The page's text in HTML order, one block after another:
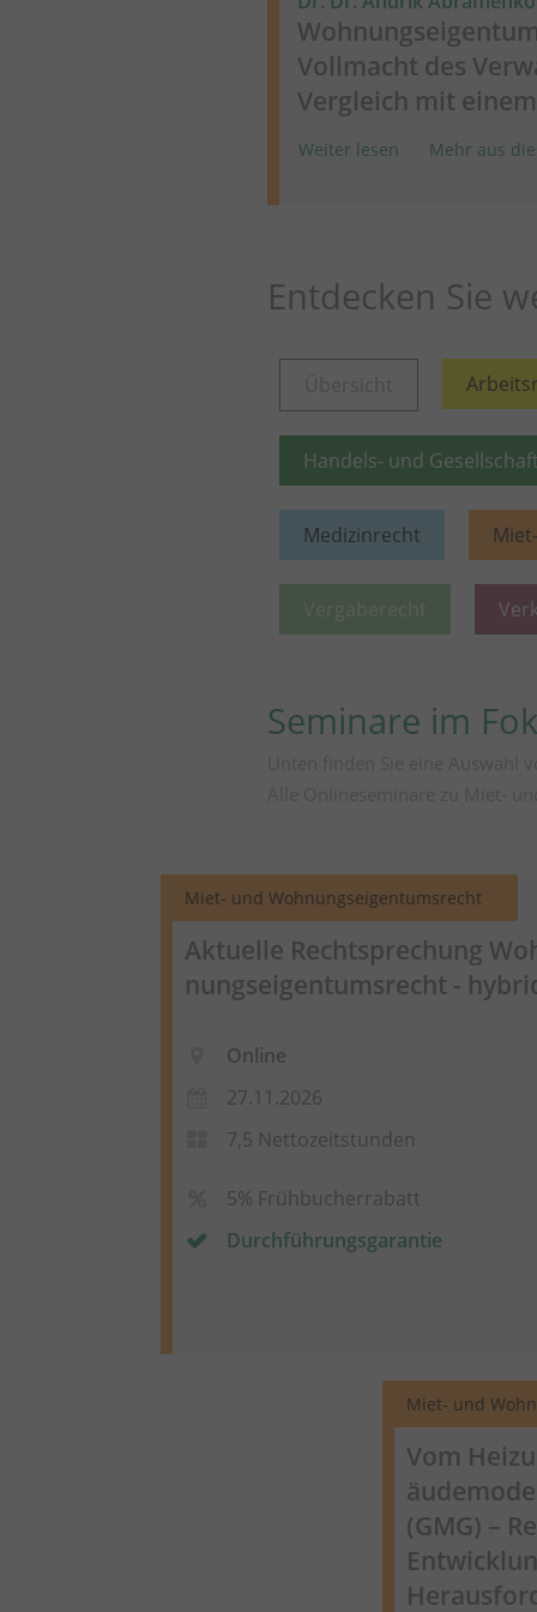
Vollmacht des
Vergleich mit
Weiter lesen Mehr aus
Entdecken Sie
Handels- und
Medizinrecht
Vergaberecht
Seminare im
Miet- und Wohnungseigentumsrecht
Aktuelle Rechtsprechung
nungseigentumsrecht -
Online
27.11.2026
7,5 Nettozeitstunden
5% Frühbucherrabatt
Durchführungsgarantie
Miet- und
Vom
(GMG) –